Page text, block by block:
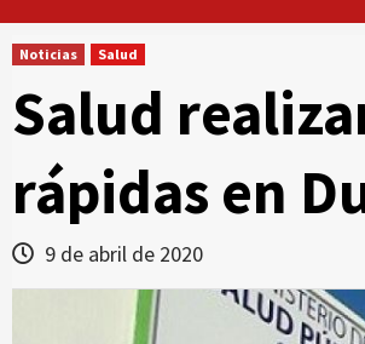
Noticias Salud
Salud
rápidas en
9 de abril de 2020